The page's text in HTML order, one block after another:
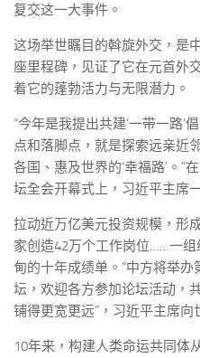
复交这一大事件。
这场举世瞩目的斡旋外交，是
座里程碑，见证了它在元首外
着它的蓬勃活力与无限潜力。
“今年是我提出共建‘一带一路’
点和落脚点，就是探索远亲近
各国、惠及世界的‘幸福路’。”
坛全会开幕式上，习近平主席
拉动近万亿美元投资规模，形
家创造42万个工作岗位……一组
甸的十年成绩单。“中方将举办
坛，欢迎各方参加论坛活动，
铺得更宽更远”，习近平主席向
10年来，构建人类命运共同体